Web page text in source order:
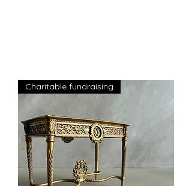
Charitable fundraising